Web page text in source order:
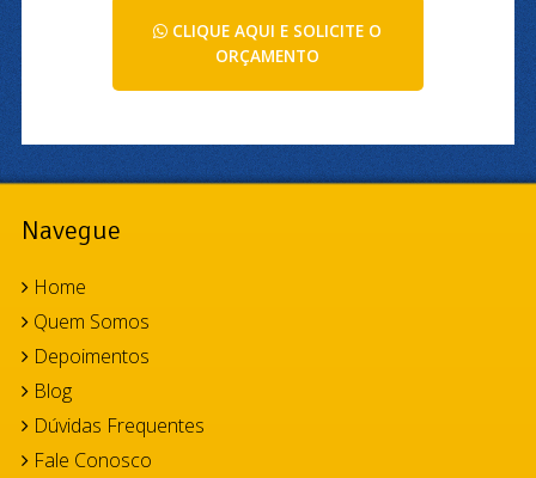
CLIQUE AQUI E SOLICITE O
ORÇAMENTO
Navegue
Home
Quem Somos
Depoimentos
Blog
Dúvidas Frequentes
Fale Conosco